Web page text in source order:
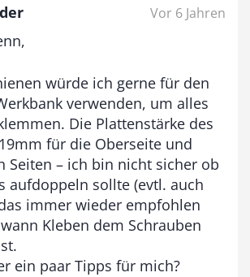
Vor 6 Jahren
würde ich gerne für den
verwenden, um alles
Die Plattenstärke des
für die Oberseite und
Seiten – ich bin nicht sicher ob
aufdoppeln sollte (evtl. auch
immer wieder empfohlen
Kleben dem Schrauben
ein paar Tipps für mich?